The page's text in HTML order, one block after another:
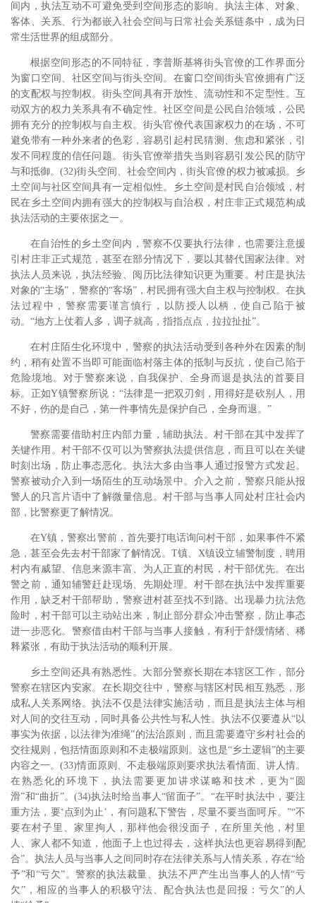
间内，执法互动不可避免受到空间形态的影响。执法主体、对象、
客体、关系、行为都嵌入社会空间与日常社会关系链条中，成为日
常生活世界的组成部分。
根据空间形态的不同特征，李普斯基将街头官僚的工作界面分
为窗口空间、社区空间与街头空间。在窗口空间街头官僚拥有广泛
的支配权与控制权。街头空间具有开放性、流动性和不定型性。互
动双方的权力关系具有不确定性。社区空间是公民自治领域，公民
拥有充分的控制权与自主权。街头官僚代表国家权力的在场，不可
避免带有一种外来者的色彩，容易引起村民猜测、焦虑和紧张，引
发不同程度的信任问题。街头官僚举措失当则容易引发公民的防守
与和抵御。(32)街头空间、社会空间内，街头官僚的权力被减损。乡
土空间与社区空间具有一定相似性。乡土空间是村民自治领域，村
民在乡土空间内拥有强大的控制权与自治权，村庄非正式规范构成
执法活动的主要依据之一。
在自治性的乡土空间内，警察不仅要执行法律，也需要注意援
引村庄非正式规范，甚至在部分情况下，要以其替代国家法律。对
执法人员来说，执法经验、阅历比法律知识更为重要。村庄是执法
对象的“主场”，警察的“客场”，村民拥有强大自主权与控制权。在执
法过程中，警察需要谨言慎行，以防授人以柄，使自己陷于被
动。“地方上仗着人多，调子就高，指指点点，拉拉扯扯”。
在村庄陌生化环境中，警察的执法活动受到各种外在因素的制
约，稍有处置不当即可能面临村落主体的抵制与反抗，使自己陷于
危险境地。对于警察来说，自我保护、全身而退是执法的首要目
标。正如Y镇警察所说：“法律是一把双刃剑，用得好是砍别人，用
不好，伤的是自己，第一件事情先是保护自己，全身而退。”
警察需要借助村庄内部力量，辅助执法。村干部在其中发挥了
关键作用。村干部不仅可以为警察执法提供信息，而且可以在关键
时刻出场，防止事态恶化。执法大多由当事人通过报警方式发起。
警察被动介入到一场陌生的互动场景中。介入之前，警察只能从报
警人的只言片语中了解微量信息。村干部与当事人同处村庄社会内
部，比警察更了解情况。
在Y镇，警察出警前，首先要打电话询问村干部，如果事件不紧
急，甚至会先去村干部家了解情况。T镇、X镇设立辅警制度，聘用
村内有威望、信息来源丰富、为人正直的村民，村干部优先。在出
警之前，通知辅警赶赴现场、先期处理。村干部在执法中发挥重要
作用，缺乏村干部帮助，警察进村甚至找不到路。出现暴力抗法危
险时，村干部可以主动站出来，制止部分群众冲击警察，防止事态
进一步恶化。警察借由村干部与当事人接触，有利于舒缓情绪、稀
释紧张，有助于执法活动的顺利开展。
乡土空间还具有熟悉性。大部分警察长期在本辖区工作，部分
警察在辖区内安家。在长期交往中，警察与辖区村民相互熟悉，形
成私人关系网络。执法不仅是法律实施活动，而且是执法主体与相
对人间的交往互动，同时具备公共性与私人性。执法不仅要遵从“以
事实为依据，以法律为准绳”的法治原则，而且需要遵守乡村社会的
交往规则，包括情面原则和不走极端原则。这也是“乡土逻辑”的主要
内容之一。(33)情面原则、不走极端原则要求执法看情面、讲人情。
在熟悉化的环境下，执法需要更加讲求谋略和技术，更为“圆
滑”和“曲折”。(34)执法时给当事人“留面子”。“在平时执法中，要注
重方法，要‘点到为止’，有问题私下警告，尽量不要当面呵斥。”“不
要在村子里、家里拘人，那样他会很没面子，在所里关他，村里
人、家人都不知道，他面子上也过得去，这样执法也更容易得到配
合”。执法人员与当事人之间同时存在法律关系与人情关系，存在“给
予”和“亏欠”。警察的执法裁量、执法不严产生出当事人的人情“亏
欠”，相应的当事人的积极守法、配合执法也是回报：亏欠”的人